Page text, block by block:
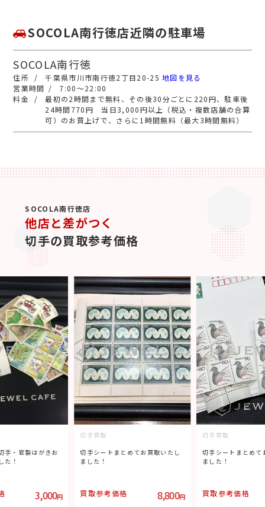
SOCOLA南行徳店近隣の駐車場
SOCOLA南行徳
千葉県市川市南行徳2丁目20-25地図を見る
7:00～22:00
最初の2時間まで無料、その後30分ごとに220円、駐車後
24時間770円 当日3,000円以上（税込・複数店舗の合算
可）のお買上げで、さらに1時間無料（最大3時間無料）
SOCOLA南行徳店
他店と差がつく
切手の買取参考価格
手・官製はがきお
た！
3,000円
切手買取
切手シートまとめてお買取いたし
ました！
買取参考価格 8,800円
切手買取
切手シートまとめて
ました！
買取参考価格